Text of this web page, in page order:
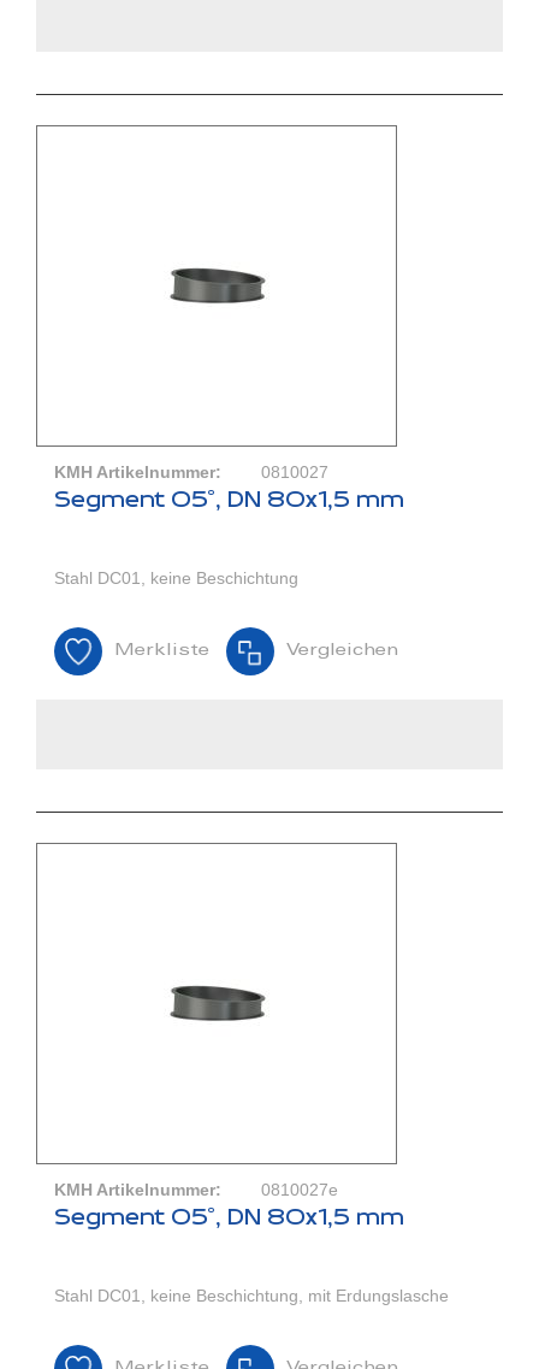
KMH Artikelnummer: 0810027
Segment 05°, DN 80x1,5 mm
Stahl DC01, keine Beschichtung
Merkliste Vergleichen
KMH Artikelnummer: 0810027e
Segment 05°, DN 80x1,5 mm
Stahl DC01, keine Beschichtung, mit Erdungslasche